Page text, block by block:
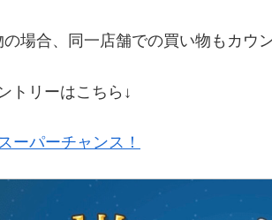
場合、同一店舗での買い物もカウ
トリーはこちら↓
ーパーチャンス！